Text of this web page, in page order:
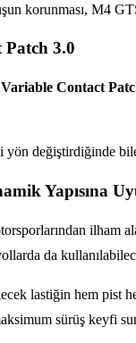
korunması, M4
3.0
Contact
yön değiştirdiğinde
Yapısına
ilham
da
lastiğin hem pist
sürüş keyfi